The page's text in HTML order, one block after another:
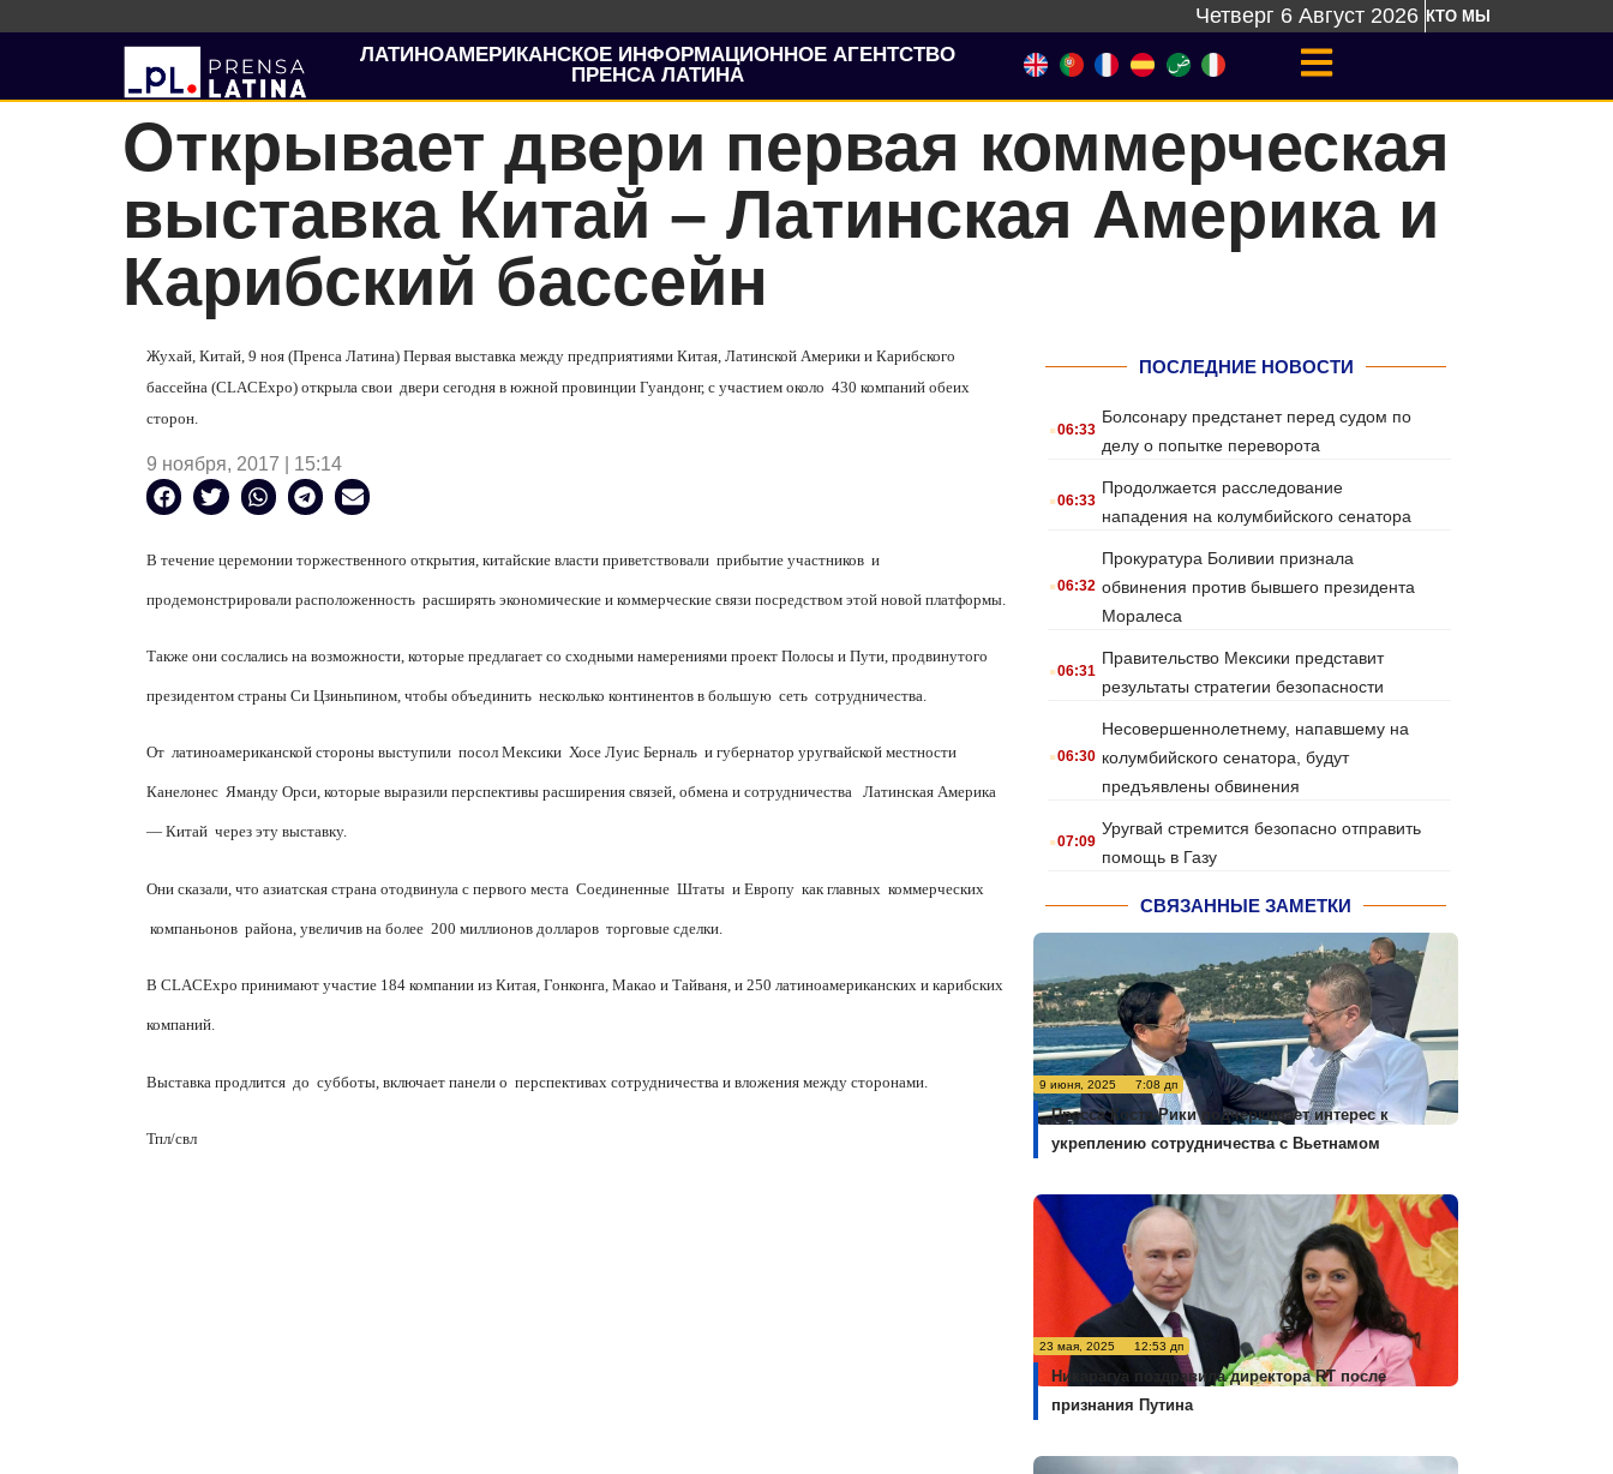
Четверг 6 Август 2026 КТО МЫ
ЛАТИНОАМЕРИКАНСКОЕ ИНФОРМАЦИОННОЕ АГЕНТСТВО
ПРЕНСА ЛАТИНА
Открывает двери первая коммерческая
выставка Китай – Латинская Америка и
Карибский бассейн
Жухай, Китай, 9 ноя (Пренса Латина) Первая выставка между предприятиями Китая, Латинской Америки и Карибского
бассейна (CLACExpo) открыла свои двери сегодня в южной провинции Гуандонг, с участием около 430 компаний обеих
сторон.
9 ноября, 2017 | 15:14
В течение церемонии торжественного открытия, китайские власти приветствовали прибытие участников и
продемонстрировали расположенность расширять экономические и коммерческие связи посредством этой новой платформы.
Также они сослались на возможности, которые предлагает со сходными намерениями проект Полосы и Пути, продвинутого
президентом страны Си Цзиньпином, чтобы объединить несколько континентов в большую сеть сотрудничества.
От латиноамериканской стороны выступили посол Мексики Хосе Луис Берналь и губернатор уругвайской местности
Канелонес Яманду Орси, которые выразили перспективы расширения связей, обмена и сотрудничества Латинская Америка
— Китай через эту выставку.
Они сказали, что азиатская страна отодвинула с первого места Соединенные Штаты и Европу как главных коммерческих
компаньонов района, увеличив на более 200 миллионов долларов торговые сделки.
В CLACExpo принимают участие 184 компании из Китая, Гонконга, Макао и Тайваня, и 250 латиноамериканских и карибских
компаний.
Выставка продлится до субботы, включает панели о перспективах сотрудничества и вложения между сторонами.
Тпл/свл
ПОСЛЕДНИЕ НОВОСТИ
.06:33
Болсонару предстанет перед судом по
делу о попытке переворота
.06:33
Продолжается расследование
нападения на колумбийского сенатора
.06:32
Прокуратура Боливии признала
обвинения против бывшего президента
Моралеса
.06:31
Правительство Мексики представит
результаты стратегии безопасности
.06:30
Несовершеннолетнему, напавшему на
колумбийского сенатора, будут
предъявлены обвинения
.07:09
Уругвай стремится безопасно отправить
помощь в Газу
СВЯЗАННЫЕ ЗАМЕТКИ
9 июня, 2025 7:08 дп
Пресса Коста-Рики подчеркивает интерес к
укреплению сотрудничества с Вьетнамом
23 мая, 2025 12:53 дп
Никарагуа поздравила директора RT после
признания Путина